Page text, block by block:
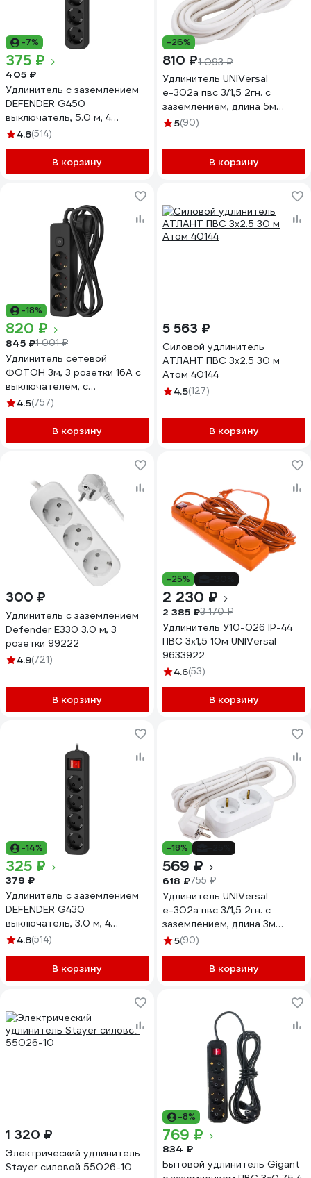
-7%
375 ₽
405 ₽
Удлинитель с заземлением
DEFENDER G450
выключатель, 5.0 м, 4
розетки 99339
4.8(514)
В корзину
-26%
810 ₽1 093 ₽
Удлинитель UNIVersal
е-302а пвс 3/1,5 2гн. с
заземлением, длина 5м
(еврослот) 1719
5(90)
В корзину
-18%
820 ₽
845 ₽1 001 ₽
Удлинитель сетевой
ФОТОН 3м, 3 розетки 16А с
выключателем, с
заземлением, черный 24755
4.5(757)
В корзину
5 563 ₽
Силовой удлинитель
АТЛАНТ ПВС 3x2.5 30 м
Атом 40144
4.5(127)
В корзину
300 ₽
Удлинитель с заземлением
Defender E330 3.0 м, 3
розетки 99222
4.9(721)
В корзину
-25%
2 230 ₽
2 385 ₽3 170 ₽
Удлинитель У10-026 IP-44
ПВС 3x1,5 10м UNIVersal
9633922
4.6(53)
В корзину
-14%
325 ₽
379 ₽
Удлинитель с заземлением
DEFENDER G430
выключатель, 3.0 м, 4
розетки 99338
4.8(514)
В корзину
-18%
569 ₽
618 ₽755 ₽
Удлинитель UNIVersal
е-302а пвс 3/1,5 2гн. с
заземлением, длина 3м
(еврослот) 1718
5(90)
В корзину
1 320 ₽
Электрический удлинитель
Stayer силовой 55026-10
-8%
769 ₽
834 ₽
Бытовой удлинитель Gigant